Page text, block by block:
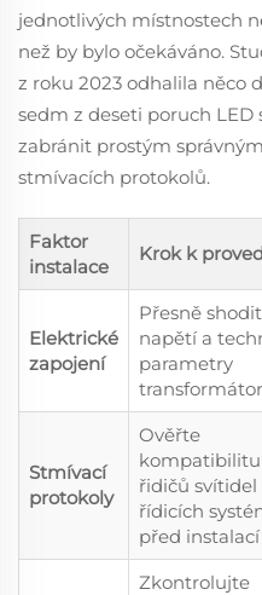
jednotlivých místnostech
než by bylo očekáváno.
z roku 2023 odhalila něco
sedm z deseti poruch
zabránit prostým
stmívacích protokolů.
Faktor
instalace
Krok k
Elektrické
zapojení
Přesně shodit
napětí a
parametry
Stmívací
protokoly
Ověřte
kompatibilitu
řidičů svítidel
řídicích
před instalací
Zkontrolujte